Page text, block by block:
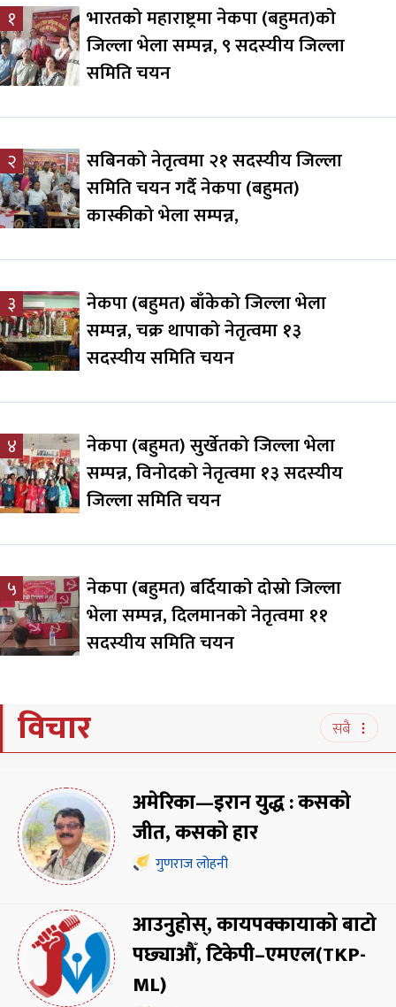
१
भारतको महाराष्ट्रमा नेकपा (बहुमत)को
जिल्ला भेला सम्पन्न, ९ सदस्यीय जिल्ला
समिति चयन
२
सबिनको नेतृत्वमा २१ सदस्यीय जिल्ला
समिति चयन गर्दै नेकपा (बहुमत)
कास्कीको भेला सम्पन्न,
३
नेकपा (बहुमत) बाँकेको जिल्ला भेला
सम्पन्न, चक्र थापाको नेतृत्वमा १३
सदस्यीय समिति चयन
४
नेकपा (बहुमत) सुर्खेतको जिल्ला भेला
सम्पन्न, विनोदको नेतृत्वमा १३ सदस्यीय
जिल्ला समिति चयन
५
नेकपा (बहुमत) बर्दियाको दोस्रो जिल्ला
भेला सम्पन्न, दिलमानको नेतृत्वमा ११
सदस्यीय समिति चयन
विचार सबै
अमेरिका—इरान युद्ध : कसको
जीत, कसको हार
गुणराज लोहनी
आउनुहोस्, कायपक्कायाको बाटो
पछ्याऔँ, टिकेपी–एमएल(TKP-
ML)